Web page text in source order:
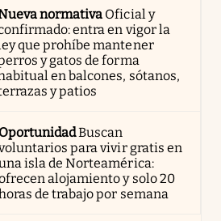
normativa Oficial y
entra en vigor la
que prohíbe mantener
y gatos de forma
en balcones, sótanos,
y patios
OportunidadBuscan
para vivir gratis en
isla de Norteamérica:
alojamiento y solo 20
de trabajo por semana